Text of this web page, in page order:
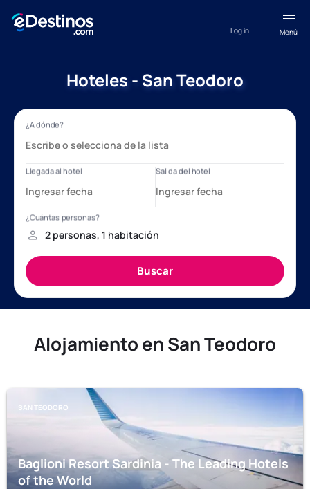
Menú
Log in
Hoteles - San Teodoro
Alojamiento en San Teodoro
SAN TEODORO
Baglioni Resort Sardinia - The Leading Hotels
of the World